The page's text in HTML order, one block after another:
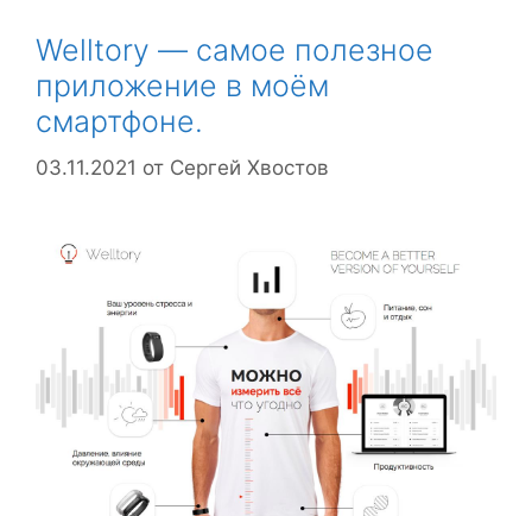
Welltory — самое полезное
приложение в моём
смартфоне.
03.11.2021 от Сергей Хвостов